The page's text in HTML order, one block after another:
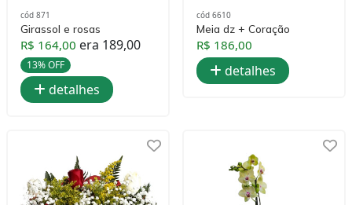
cód 871
Girassol e rosas
R$ 164,00 era 189,00
13% OFF
detalhes
cód 6610
Meia dz + Coração
R$ 186,00
detalhes